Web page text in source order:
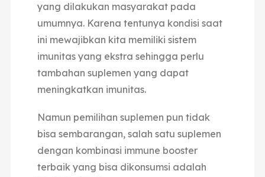
yang dilakukan masyarakat pada
umumnya. Karena tentunya kondisi saat
ini mewajibkan kita memiliki sistem
imunitas yang ekstra sehingga perlu
tambahan suplemen yang dapat
meningkatkan imunitas.
Namun pemilihan suplemen pun tidak
bisa sembarangan, salah satu suplemen
dengan kombinasi immune booster
terbaik yang bisa dikonsumsi adalah